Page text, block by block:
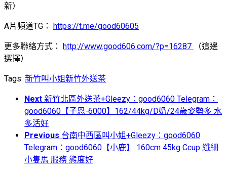
新）
A片頻道TG： https://t.me/good60605
更多聯絡方式： http://www.good606.com/?p=16287
（這邊
選擇）
Tags: 新竹叫小姐新竹外送茶
Next 新竹北區外送茶+Gleezy：good6060 Telegram：
good6060【子恩-6000】162/44kg/D奶/24歲姿勢多 水
多活好
Previous 台南中西區叫小姐+Gleezy：good6060
Telegram：good6060【小鹿】 160cm 45kg Ccup 纖細
小隻馬 服務 態度好